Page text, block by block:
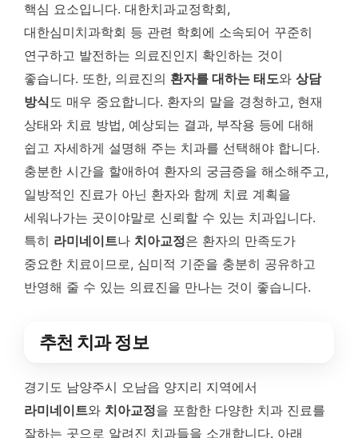
핵심 요소입니다. 대한치과교정학회,
대한심미치과학회 등 관련 학회에 소속되어 꾸준히
연구하고 발전하는 의료진인지 확인하는 것이
좋습니다. 또한, 의료진의 환자를 대하는 태도와 상담
방식도 매우 중요합니다. 환자의 말을 경청하고, 현재
상태와 치료 방법, 예상되는 결과, 부작용 등에 대해
쉽고 자세하게 설명해 주는 치과를 선택해야 합니다.
충분한 시간을 할애하여 환자의 궁금증을 해소해주고,
일방적인 진료가 아닌 환자와 함께 치료 계획을
세워나가는 곳이야말로 신뢰할 수 있는 치과입니다.
특히 라미네이트나 치아교정은 환자의 만족도가
중요한 치료이므로, 심미적 기준을 충분히 공유하고
반영해 줄 수 있는 의료진을 만나는 것이 좋습니다.
추천 치과 정보
경기도 남양주시 오남읍 양지리 지역에서
라미네이트와 치아교정을 포함한 다양한 치과 진료를
잘하는 곳으로 알려진 치과들을 소개합니다. 아래